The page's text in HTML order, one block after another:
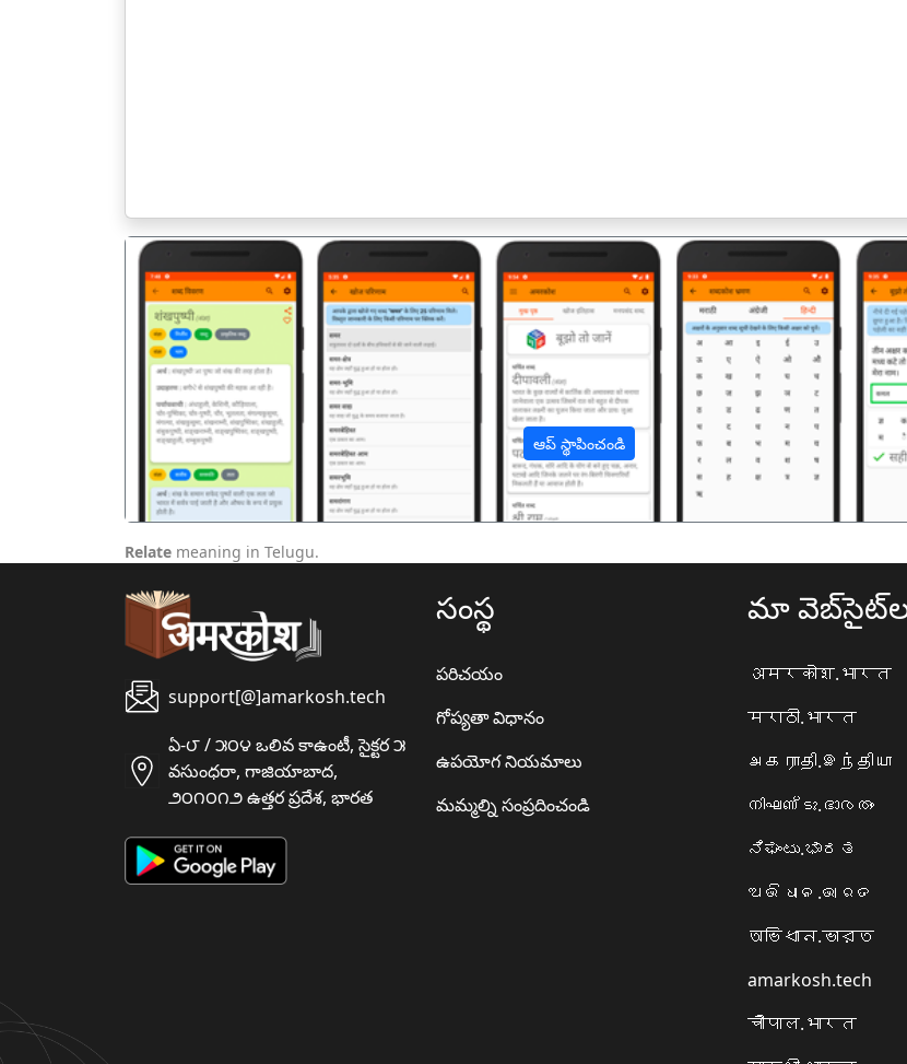
ఆప్ స్థాపించండి
पिछला
Relate meaning in Telugu.
support[@]amarkosh.tech
ఏ-౮ / ౫౦౪ ఒలివ కాఉంటీ, సైక్టర ౫
వసుంధరా, గాజియాబాద,
౨౦౧౦౧౨ ఉత్తర ప్రదేశ, భారత
సంస్థ
పరిచయం
గోప్యతా విధానం
ఉపయోగ నియమాలు
మమ్మల్ని సంప్రదించండి
మా
अमरकोश.भारत
मराठी.भारत
அகராதி.இந்தியா
നിഘണ്ടു.ഭാരതം
ನಿಘಂಟು.ಭಾರತ
ଅଭିଧାନ.ଭାରତ
অভিধান.ভারত
amarkosh.tech
चौपाल.भारत